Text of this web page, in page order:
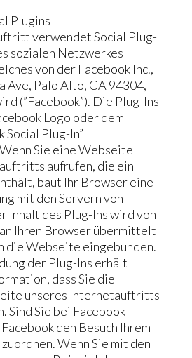
Plugins
verwendet Social Plug-
sozialen Netzwerkes
von der Facebook Inc.,
Ave, Palo Alto, CA 94304,
(”Facebook”). Die Plug-Ins
Logo oder dem
Social Plug-In”
Sie eine Webseite
aufrufen, die ein
baut Ihr Browser eine
mit den Servern von
Inhalt des Plug-Ins wird von
Ihren Browser übermittelt
die Webseite eingebunden.
der Plug-Ins erhält
dass Sie die
unseres Internetauftritts
Sind Sie bei Facebook
den Besuch Ihrem
Wenn Sie mit den